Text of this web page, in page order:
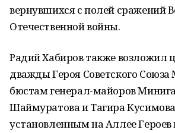
вернувшихся с полей сражений
Отечественной войны.
Радий Хабиров также возложил
дважды Героя Советского Союза
бюстам генерал-майоров
Шаймуратова и Тагира
установленным на Аллее